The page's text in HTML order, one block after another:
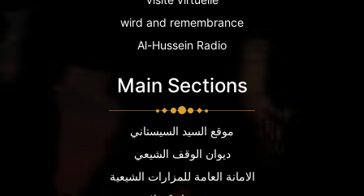
wird and remembrance
Al-Hussein Radio
Main Sections
موقع السيد السيستاني
ديوان الوقف الشيعي
الامانة العامة للمزارات الشيعية